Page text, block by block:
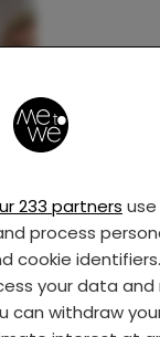
233 partners
process
cookie
your data and
can withdraw